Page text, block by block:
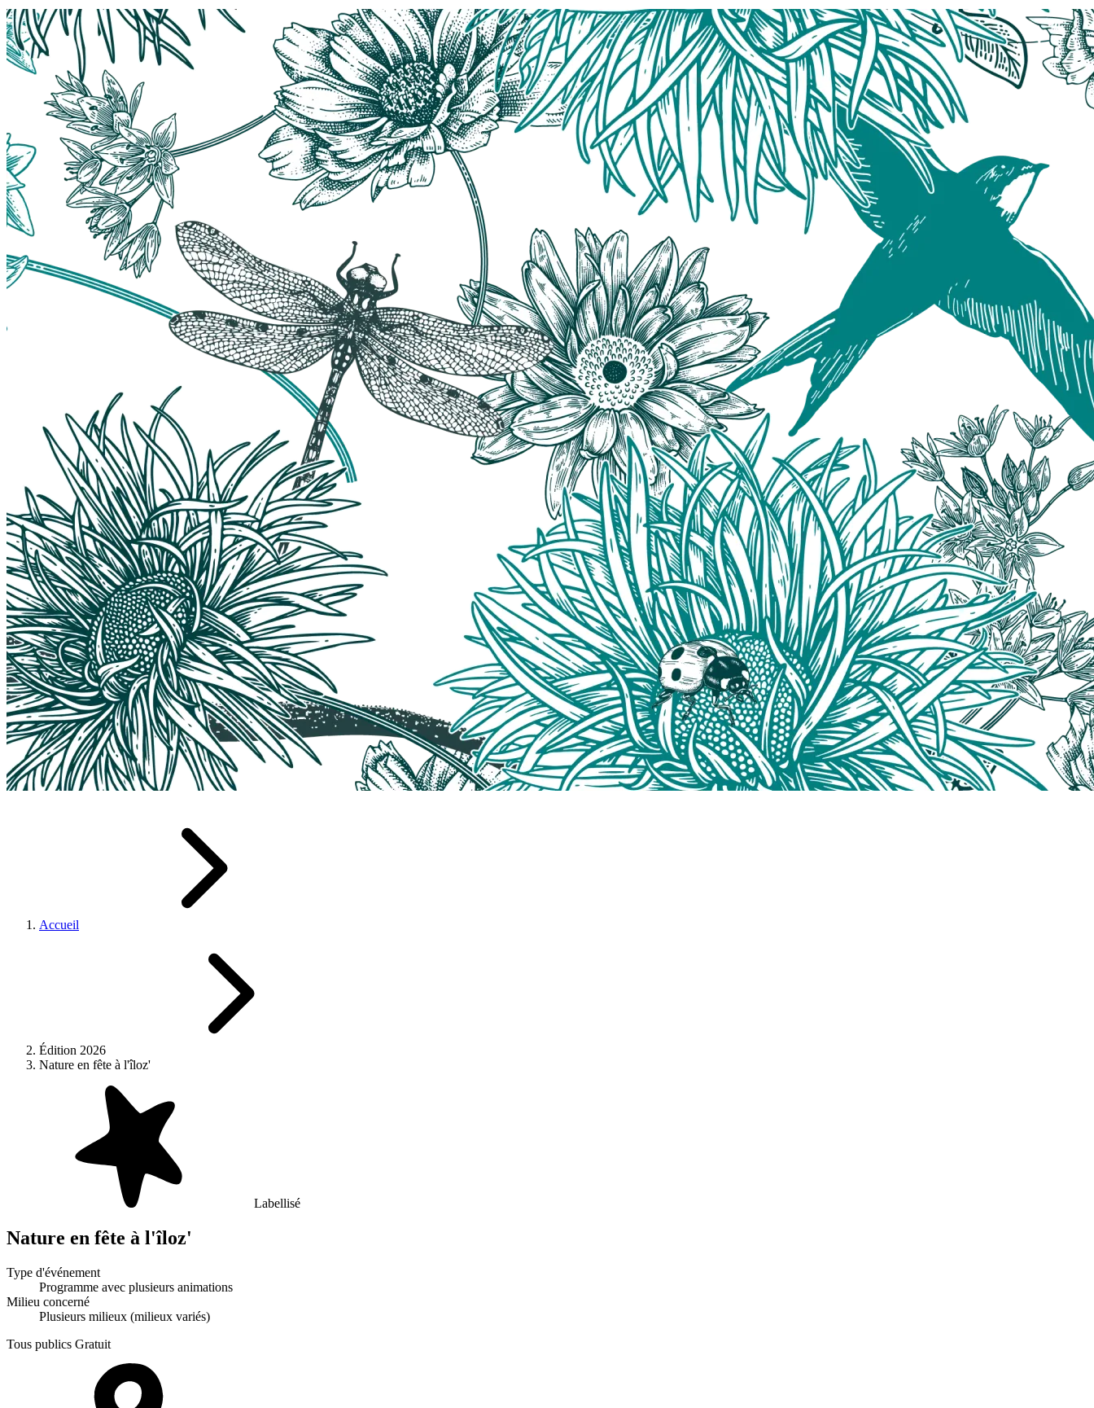
Accueil
Édition 2026
Nature en fête à l'îloz'
Labellisé
Nature en fête à l'îloz'
Type d'événement
Programme avec plusieurs animations
Milieu concerné
Plusieurs milieux (milieux variés)
Tous publics Gratuit